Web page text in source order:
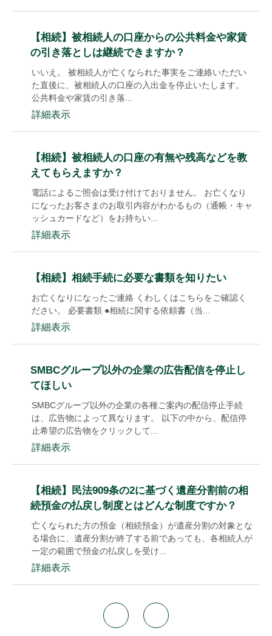
【相続】被相続人の口座からの公共料金や家賃
の引き落としは継続できますか？
いいえ。 被相続人が亡くなられた事実をご連絡いただい
た直後に、被相続人の口座の入出金を停止いたします。
公共料金や家賃の引き落...
詳細表示
【相続】被相続人の口座の有無や残高などを教
えてもらえますか？
電話によるご照会は受け付けておりません。 お亡くなり
になったお客さまのお取引内容がわかるもの（通帳・キャ
ッシュカードなど）をお持ちい...
詳細表示
【相続】相続手続に必要な書類を知りたい
お亡くなりになったご連絡 くわしくはこちらをご確認く
ださい。 必要書類 ●相続に関する依頼書（当...
詳細表示
SMBCグループ以外の企業の広告配信を停止し
てほしい
SMBCグループ以外の企業の各種ご案内の配信停止手続
は、広告物によって異なります。 以下の中から、配信停
止希望の広告物をクリックして...
詳細表示
【相続】民法909条の2に基づく遺産分割前の相
続預金の払戻し制度とはどんな制度ですか？
亡くなられた方の預金（相続預金）が遺産分割の対象とな
る場合に、遺産分割が終了する前であっても、各相続人が
一定の範囲で預金の払戻しを受け...
詳細表示